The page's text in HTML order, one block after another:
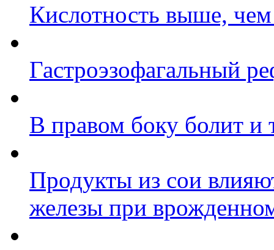
Кислотность выше,
Гастроэзофагальный
В правом боку болит и
Продукты из сои
железы при